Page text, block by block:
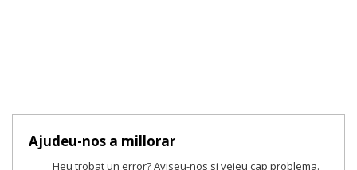
Ajudeu-nos a millorar
Heu trobat un error? Aviseu-nos si veieu cap problema.